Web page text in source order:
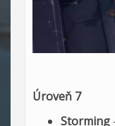
Úroveň 7
Storming